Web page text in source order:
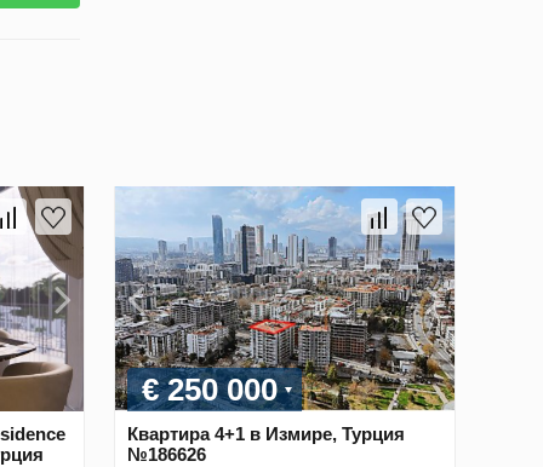
€ 250 000
Квартира 4+1 в Измире, Турция
№186626